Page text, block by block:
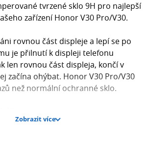
tvrzené sklo 9H pro najlepší
zařízení Honor V30 Pro/V30.
rovnou část displeje a lepí se po
je přilnutí k displeji telefonu
len rovnou část displeja, končí v
začína ohýbat. Honor V30 Pro/V30
než normální ochranné sklo.
sklo je snadné. Displej co nejpečlivěji
hadříkem namočeným v alkoholu a
vyleštěte přiloženým hadříkem z
sklo ujistěte se, že na displeji
Zobrazit více